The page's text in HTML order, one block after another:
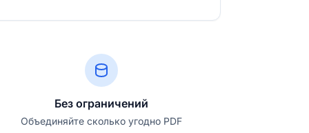
Без ограничений
Объединяйте сколько угодно PDF